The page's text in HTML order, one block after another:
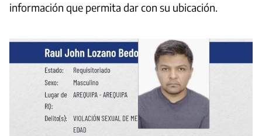
información que permita dar con su ubicación.